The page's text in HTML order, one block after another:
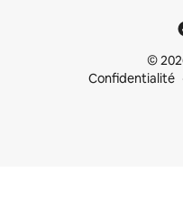
©
Confidentialité